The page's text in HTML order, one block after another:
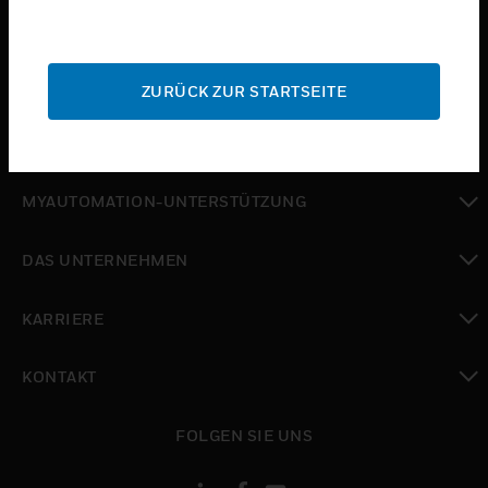
toggle view
toggle view
MYAUTOMATION-UNTERSTÜTZUNG
DAS UNTERNEHMEN
KARRIERE
KONTAKT
FOLGEN SIE UNS
ZURÜCK ZUR STARTSEITE